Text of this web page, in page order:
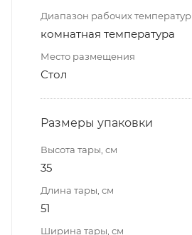
Диапазон рабочих температур
комнатная температура
Место размещения
Стол
Размеры упаковки
Высота тары, см
35
Длина тары, см
51
Ширина тары, см